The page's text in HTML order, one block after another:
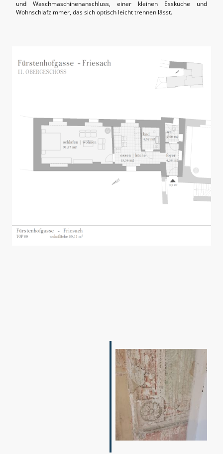
und Waschmaschinenanschluss, einer kleinen Essküche und
Wohnschlafzimmer, das sich optisch leicht trennen lässt.